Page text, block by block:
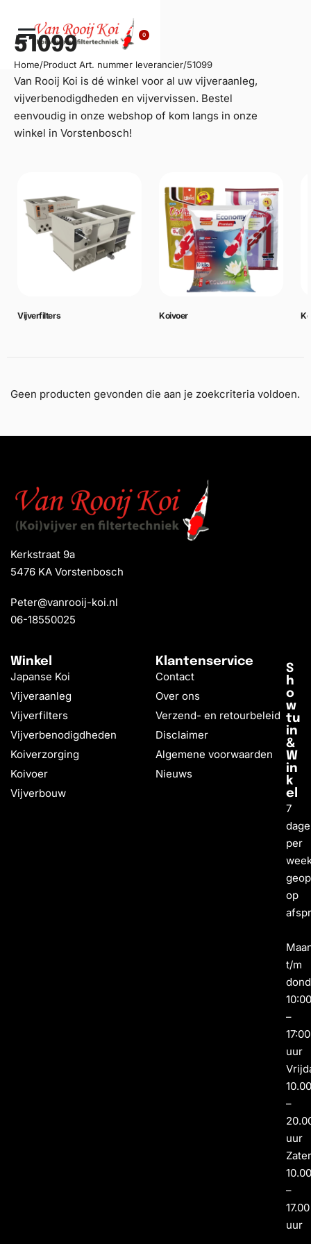
0
51099
Home/Product Art. nummer leverancier/51099
Van Rooij Koi is dé winkel voor al uw vijveraanleg,
vijverbenodigdheden en vijvervissen. Bestel
eenvoudig in onze webshop of kom langs in onze
winkel in Vorstenbosch!
Vijverfilters Koivoer
Geen producten gevonden die aan je zoekcriteria voldoen.
Kerkstraat 9a
5476 KA Vorstenbosch
Peter@vanrooij-koi.nl
06-18550025
Winkel
Japanse Koi
Vijveraanleg
Vijverfilters
Vijverbenodigdheden
Koiverzorging
Koivoer
Vijverbouw
Klantenservice
Contact
Over ons
Verzend- en retourbeleid
Disclaimer
Algemene voorwaarden
Nieuws
S
h
o
w
tu
in
&
W
in
k
el
7
per
op
t/m
–
17:00
uur
–
uur
–
17.00
uur